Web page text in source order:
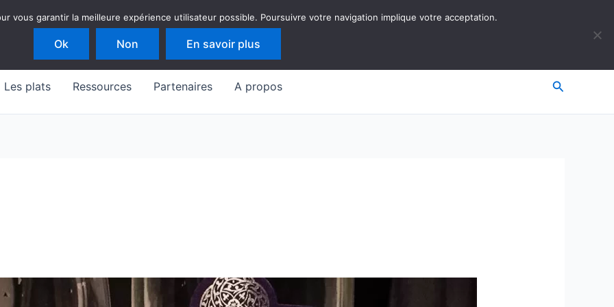
Les plats Ressources Partenaires A propos
vous garantir la meilleure expérience utilisateur possible. Poursuivre votre navigation implique votre acceptation.
Ok Non En savoir plus